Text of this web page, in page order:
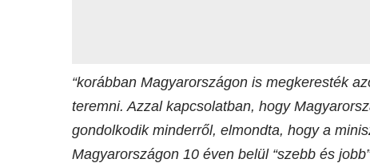
“korábban Magyarországon is megkeresték
teremni. Azzal kapcsolatban, hogy
gondolkodik minderről, elmondta, hogy a
Magyarországon 10 éven belül “szebb és